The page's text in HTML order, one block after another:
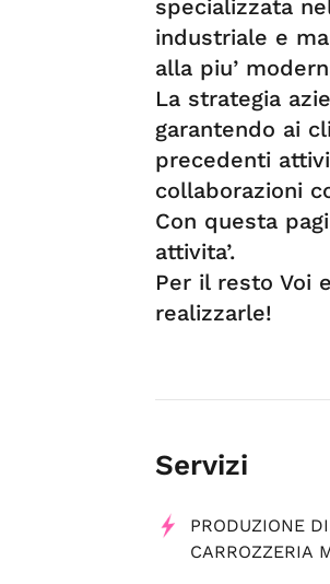
specializzata
industriale e
alla piu’
La strategia
garantendo ai
precedenti
collaborazioni
Con questa
attivita’.
Per il resto Voi
realizzarle!
Servizi
PRODUZIONE
CARROZZERIA